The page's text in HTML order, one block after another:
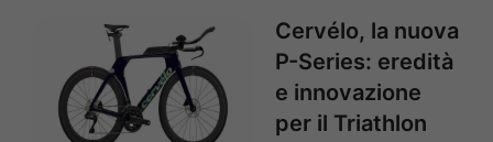
Cervélo, la nuova
P-Series: eredità
e innovazione
per il Triathlon